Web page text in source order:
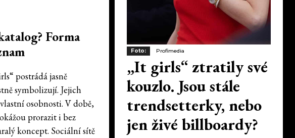
Forma
postrádá jasně
symbolizují. Jejich
osobnosti. V době,
prorazit i bez
koncept. Sociální sítě
Foto: Profimedia
„It girls“ ztratily své
kouzlo. Jsou stále
trendsetterky, nebo
jen živé billboardy?